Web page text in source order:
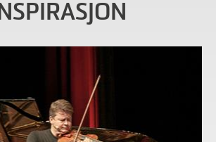
INSPIRASJON